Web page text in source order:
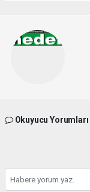
Okuyucu Yorumları